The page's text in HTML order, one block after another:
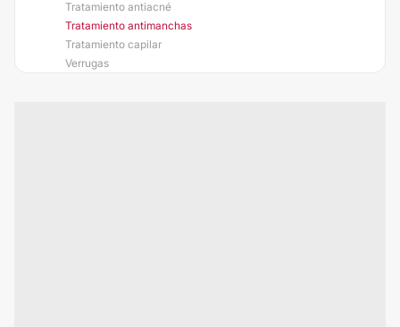
Tratamiento antiacné
Tratamiento antimanchas
Tratamiento capilar
Verrugas